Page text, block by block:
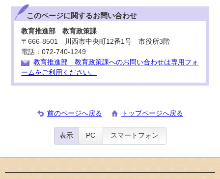
このページに関するお問い合わせ
教育推進部 教育政策課
〒666-8501 川西市中央町12番1号 市役所3階
電話：072-740-1249
教育推進部 教育政策課へのお問い合わせは専用フォ
ームをご利用ください。
前のページへ戻る トップページへ戻る
表示 PC スマートフォン